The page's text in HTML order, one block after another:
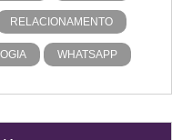
RELACIONAMENTO
WHATSAPP